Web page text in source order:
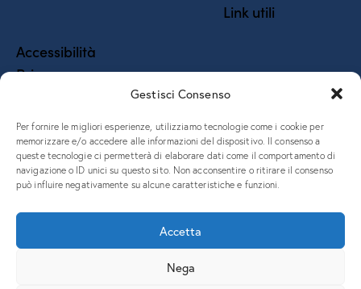
Gestisci Consenso
Per fornire le migliori esperienze, utilizziamo tecnologie come i cookie per
memorizzare e/o accedere alle informazioni del dispositivo. Il consenso a
queste tecnologie ci permetterà di elaborare dati come il comportamento di
navigazione o ID unici su questo sito. Non acconsentire o ritirare il consenso
può influire negativamente su alcune caratteristiche e funzioni.
Accetta
Nega
Link utili
Accessibilità
Privacy
Social Media Policy
Fatturazione elettronica
Coordinate Bancarie
5x1000 e donazioni
Piazzale Europa, 1 – 34127 – Trieste, Italia – Tel. +39 040 558